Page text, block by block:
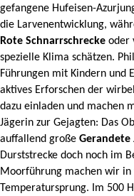
gefangene Hufeisen-A
die Larvenentwicklung,
Rote Schnarrschrecke oder
spezielle Klima schätzen.
Führungen mit Kindern und
aktives Erforschen der
dazu einladen und machen
Jägerin zur Gejagten: Das
auffallend große Gerandete
Durststrecke doch noch im
Moorführung machen wir
Temperatursprung. Im 500